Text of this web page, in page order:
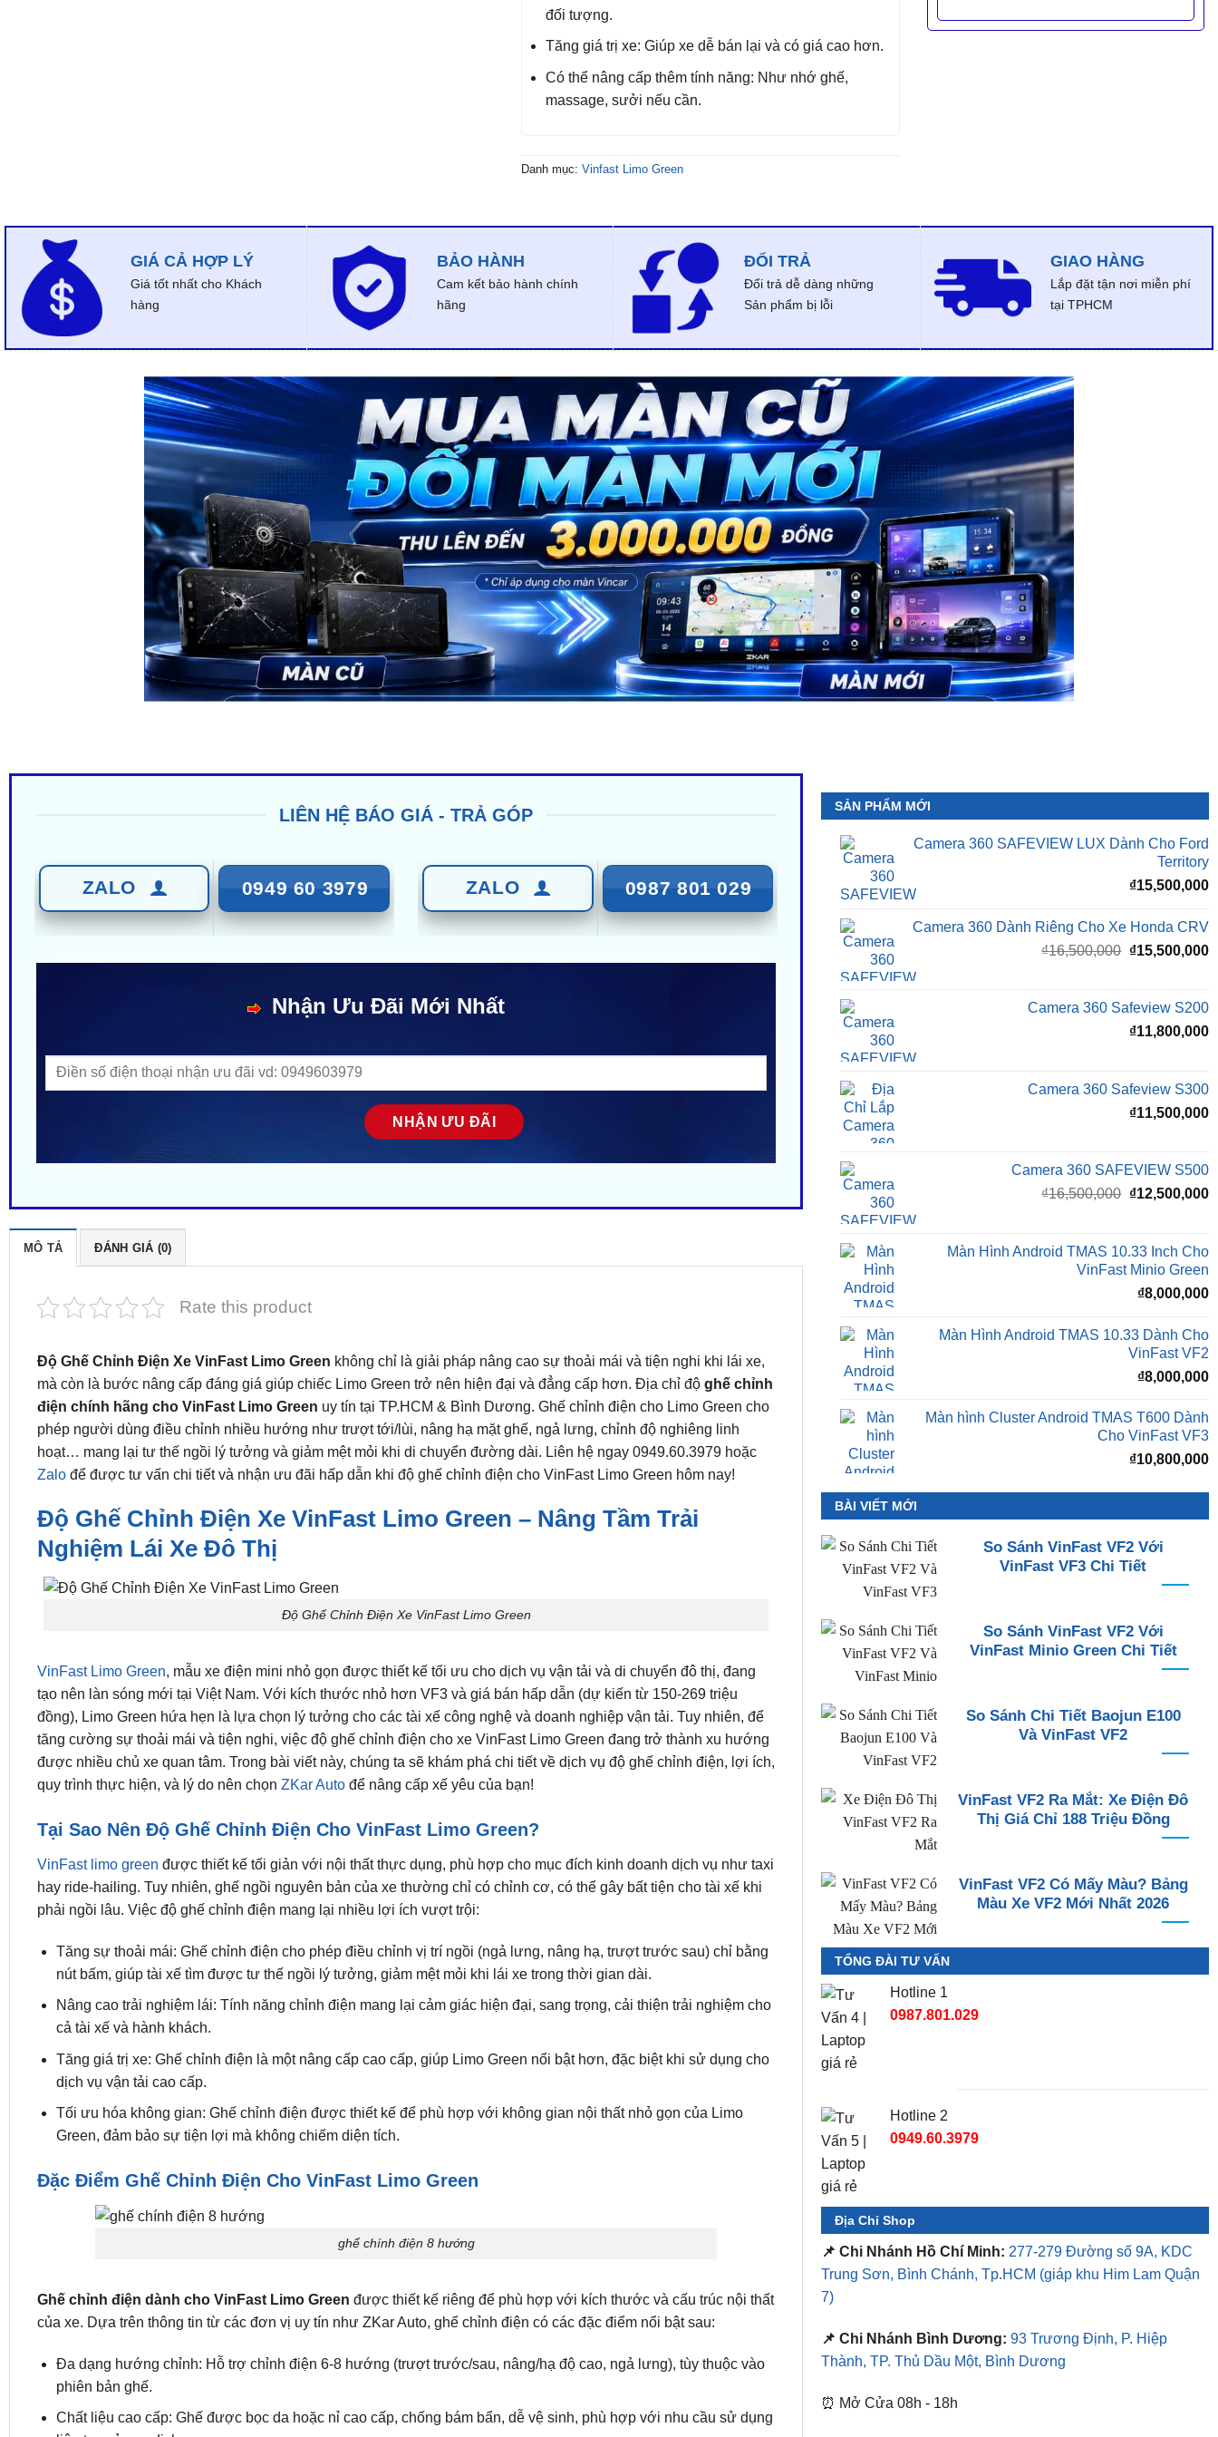
đối tượng.
Tăng giá trị xe: Giúp xe dễ bán lại và có giá cao hơn.
Có thể nâng cấp thêm tính năng: Như nhớ ghế,
massage, sưởi nếu cần.
Danh mục: Vinfast Limo Green
GIÁ CẢ HỢP LÝ
Giá tốt nhất cho Khách
hàng
BẢO HÀNH
Cam kết bảo hành chính
hãng
ĐỔI TRẢ
Đổi trả dễ dàng những
Sản phẩm bị lỗi
GIAO HÀNG
Lắp đặt tận nơi miễn phí
tại TPHCM
LIÊN HỆ BÁO GIÁ - TRẢ GÓP
ZALO 0949 60 3979 ZALO 0987 801 029
Nhận Ưu Đãi Mới Nhất
MÔ TẢ ĐÁNH GIÁ (0)
Rate this product
Độ Ghế Chỉnh Điện Xe VinFast Limo Green không chỉ là giải pháp nâng cao sự thoải mái và tiện nghi khi lái xe,
mà còn là bước nâng cấp đáng giá giúp chiếc Limo Green trở nên hiện đại và đẳng cấp hơn. Địa chỉ độ ghế chỉnh
điện chính hãng cho VinFast Limo Green uy tín tại TP.HCM & Bình Dương. Ghế chỉnh điện cho Limo Green cho
phép người dùng điều chỉnh nhiều hướng như trượt tới/lùi, nâng hạ mặt ghế, ngả lưng, chỉnh độ nghiêng linh
hoạt… mang lại tư thế ngồi lý tưởng và giảm mệt mỏi khi di chuyển đường dài. Liên hệ ngay 0949.60.3979 hoặc
Zalođể được tư vấn chi tiết và nhận ưu đãi hấp dẫn khi độ ghế chỉnh điện cho VinFast Limo Green hôm nay!
Độ Ghế Chỉnh Điện Xe VinFast Limo Green – Nâng Tầm Trải
Nghiệm Lái Xe Đô Thị
Độ Ghế Chỉnh Điện Xe VinFast Limo Green
VinFast Limo Green, mẫu xe điện mini nhỏ gọn được thiết kế tối ưu cho dịch vụ vận tải và di chuyển đô thị, đang
tạo nên làn sóng mới tại Việt Nam. Với kích thước nhỏ hơn VF3 và giá bán hấp dẫn (dự kiến từ 150-269 triệu
đồng), Limo Green hứa hẹn là lựa chọn lý tưởng cho các tài xế công nghệ và doanh nghiệp vận tải. Tuy nhiên, để
tăng cường sự thoải mái và tiện nghi, việc độ ghế chỉnh điện cho xe VinFast Limo Green đang trở thành xu hướng
được nhiều chủ xe quan tâm. Trong bài viết này, chúng ta sẽ khám phá chi tiết về dịch vụ độ ghế chỉnh điện, lợi ích,
quy trình thực hiện, và lý do nên chọn ZKar Autođể nâng cấp xế yêu của bạn!
Tại Sao Nên Độ Ghế Chỉnh Điện Cho VinFast Limo Green?
VinFast limo green được thiết kế tối giản với nội thất thực dụng, phù hợp cho mục đích kinh doanh dịch vụ như taxi
hay ride-hailing. Tuy nhiên, ghế ngồi nguyên bản của xe thường chỉ có chỉnh cơ, có thể gây bất tiện cho tài xế khi
phải ngồi lâu. Việc độ ghế chỉnh điện mang lại nhiều lợi ích vượt trội:
Tăng sự thoải mái: Ghế chỉnh điện cho phép điều chỉnh vị trí ngồi (ngả lưng, nâng hạ, trượt trước sau) chỉ bằng
nút bấm, giúp tài xế tìm được tư thế ngồi lý tưởng, giảm mệt mỏi khi lái xe trong thời gian dài.
Nâng cao trải nghiệm lái: Tính năng chỉnh điện mang lại cảm giác hiện đại, sang trọng, cải thiện trải nghiệm cho
cả tài xế và hành khách.
Tăng giá trị xe: Ghế chỉnh điện là một nâng cấp cao cấp, giúp Limo Green nổi bật hơn, đặc biệt khi sử dụng cho
dịch vụ vận tải cao cấp.
Tối ưu hóa không gian: Ghế chỉnh điện được thiết kế để phù hợp với không gian nội thất nhỏ gọn của Limo
Green, đảm bảo sự tiện lợi mà không chiếm diện tích.
Đặc Điểm Ghế Chỉnh Điện Cho VinFast Limo Green
ghế chính điện 8 hướng
Ghế chỉnh điện dành cho VinFast Limo Green được thiết kế riêng để phù hợp với kích thước và cấu trúc nội thất
của xe. Dựa trên thông tin từ các đơn vị uy tín như ZKar Auto, ghế chỉnh điện có các đặc điểm nổi bật sau:
Đa dạng hướng chỉnh: Hỗ trợ chỉnh điện 6-8 hướng (trượt trước/sau, nâng/hạ độ cao, ngả lưng), tùy thuộc vào
phiên bản ghế.
Chất liệu cao cấp: Ghế được bọc da hoặc nỉ cao cấp, chống bám bẩn, dễ vệ sinh, phù hợp với nhu cầu sử dụng
SẢN PHẨM MỚI
Camera 360 SAFEVIEW LUX Dành Cho Ford
Territory
₫15,500,000
Camera 360 Dành Riêng Cho Xe Honda CRV
₫16,500,000 Giá
₫16,500,000.
₫15,500,000
Camera 360 Safeview S200
₫11,800,000
Camera 360 Safeview S300
₫11,500,000
Camera 360 SAFEVIEW S500
₫16,500,000 Giá
₫16,500,000.
₫12,500,000
Màn Hình Android TMAS 10.33 Inch Cho
VinFast Minio Green
₫8,000,000
Màn Hình Android TMAS 10.33 Dành Cho
VinFast VF2
₫8,000,000
Màn hình Cluster Android TMAS T600 Dành
Cho VinFast VF3
₫10,800,000
BÀI VIẾT MỚI
So Sánh VinFast VF2 Với
VinFast VF3 Chi Tiết
So Sánh VinFast VF2 Với
VinFast Minio Green Chi Tiết
So Sánh Chi Tiết Baojun E100
Và VinFast VF2
VinFast VF2 Ra Mắt: Xe Điện Đô
Thị Giá Chỉ 188 Triệu Đồng
VinFast VF2 Có Mấy Màu? Bảng
Màu Xe VF2 Mới Nhất 2026
TỔNG ĐÀI TƯ VẤN
Hotline 1
0987.801.029
Hotline 2
0949.60.3979
Địa Chỉ Shop
📌 Chi Nhánh Hồ Chí Minh: 277-279 Đường số 9A, KDC
Trung Sơn, Bình Chánh, Tp.HCM (giáp khu Him Lam Quận
7)
📌 Chi Nhánh Bình Dương: 93 Trương Định, P. Hiệp
Thành, TP. Thủ Dầu Một, Bình Dương
⏰ Mở Cửa 08h - 18h